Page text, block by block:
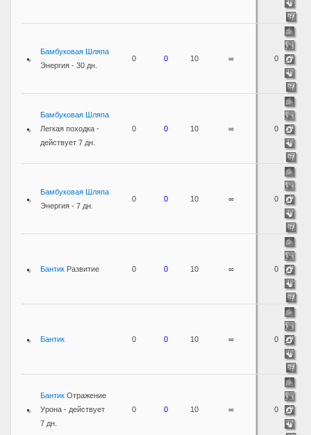
Бамбуковая Шляпа
Энергия - 30 дн.
0 0 10 ∞ 0
Бамбуковая Шляпа
Легкая походка -
действует 7 дн.
0 0 10 ∞ 0
Бамбуковая Шляпа
Энергия - 7 дн.
0 0 10 ∞ 0
Бантик Развитие 0 0 10 ∞ 0
Бантик 0 0 10 ∞ 0
Бантик Отражение
Урона - действует
7 дн.
0 0 10 ∞ 0